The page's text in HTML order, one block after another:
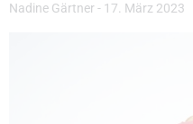
Nadine Gärtner - 17. März 2023